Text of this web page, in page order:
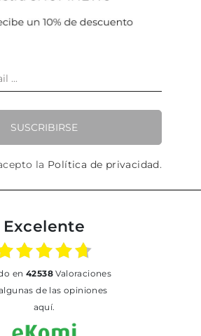
SUSCRIBIRSE
la Política de privacidad.
Excelente
en 42538Valoraciones
aquí.